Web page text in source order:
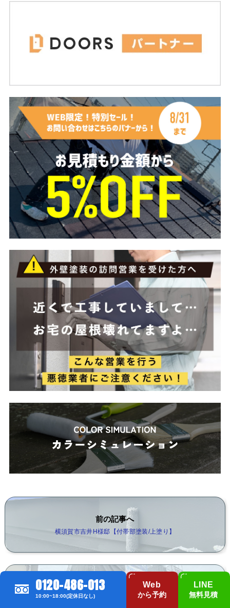
前の記事へ
横須賀市吉井H様邸【付帯部塗装/上塗り】
次の記事へ
横須賀市吉井S様邸【足場仮設工事】
0120-486-013
10:00~18:00(定休日なし)
Web
から予約
LINE
無料見積